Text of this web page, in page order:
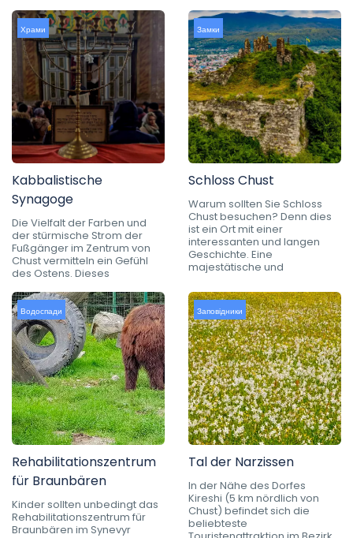
Храми
Kabbalistische
Synagoge
Die Vielfalt der Farben und
der stürmische Strom der
Fußgänger im Zentrum von
Chust vermitteln ein Gefühl
des Ostens. Dieses
Замки
Schloss Chust
Warum sollten Sie Schloss
Chust besuchen? Denn dies
ist ein Ort mit einer
interessanten und langen
Geschichte. Eine
majestätische und
Водоспади
Rehabilitationszentrum
für Braunbären
Kinder sollten unbedingt das
Rehabilitationszentrum für
Braunbären im Synevyr
Заповідники
Tal der Narzissen
In der Nähe des Dorfes
Kireshi (5 km nördlich von
Chust) befindet sich die
beliebteste